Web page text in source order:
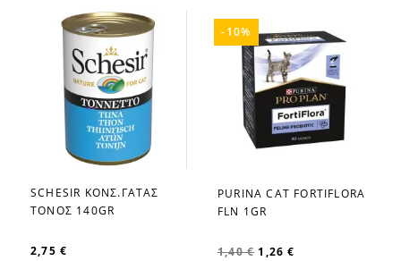
favorite_border
SCHESIR ΚΟΝΣ.ΓΑΤΑΣ
ΤΟΝΟΣ 140GR
2,75 €
favorite_border
PURINA CAT FORTIFLORA
FLN 1GR
1,40 € 1,26 €
-10%